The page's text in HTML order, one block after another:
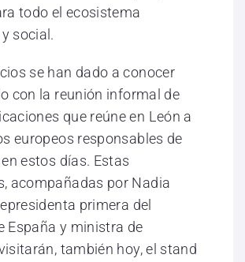
todo el ecosistema
social.
se han dado a conocer
con la reunión informal de
que reúne en León a
europeos responsables de
estos días. Estas
acompañadas por Nadia
primera del
España y ministra de
también hoy, el stand